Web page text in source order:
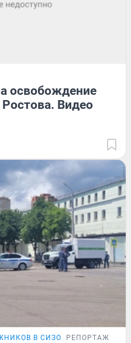
освобождение
Видео
В СИЗО РЕПОРТАЖ